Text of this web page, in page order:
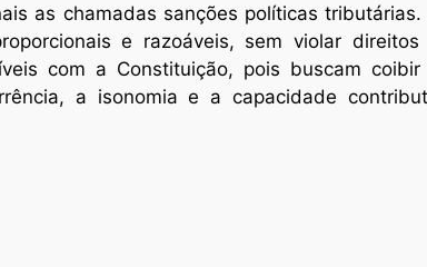
as chamadas sanções políticas
e razoáveis, sem violar direitos
com a Constituição, pois buscam coibir
a isonomia e a capacidade